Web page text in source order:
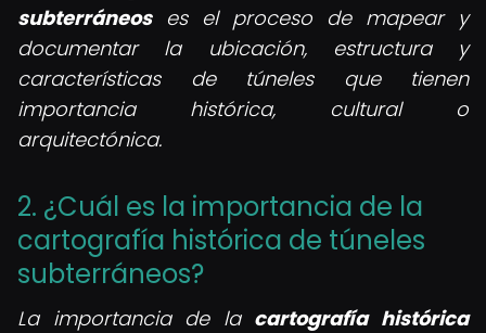
subterráneoses el proceso de mapear y
documentar la ubicación, estructura y
características de túneles que tienen
importancia histórica, cultural o
arquitectónica.
2. ¿Cuál es la importancia de la
cartografía histórica de túneles
subterráneos?
La importancia de la cartografía histórica